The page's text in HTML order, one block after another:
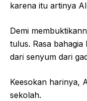
karena itu artinya
Demi
tulus. Rasa
dari senyum dari
Keesokan harinya,
sekolah.